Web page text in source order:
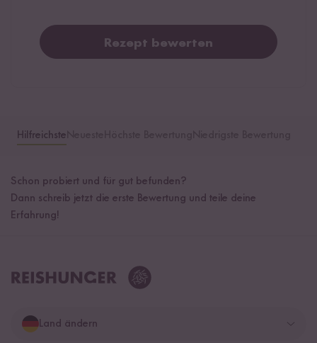
Rezept bewerten
Hilfreichste
Schon probiert und für gut befunden?
Dann schreib jetzt die erste Bewertung und teile deine
Erfahrung!
Land ändern